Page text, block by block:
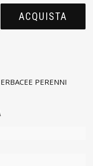
ACQUISTA
ERBACEE PERENNI